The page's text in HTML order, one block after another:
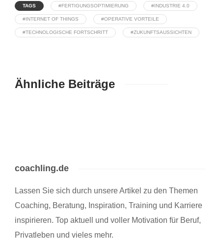
TAGS #FERTIGUNGSOPTIMIERUNG #INDUSTRIE 4.0
#INTERNET OF THINGS #OPERATIVE VORTEILE
#TECHNOLOGISCHE FORTSCHRITT #ZUKUNFTSAUSSICHTEN
Ähnliche Beiträge
coachling.de
Lassen Sie sich durch unsere Artikel zu den Themen
Coaching, Beratung, Inspiration, Training und Karriere
inspirieren. Top aktuell und voller Motivation für Beruf,
Privatleben und vieles mehr.